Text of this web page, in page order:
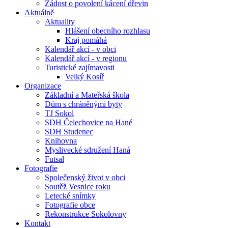
Žádost o povolení kácení dřevin
Aktuálně
Aktuality
Hlášení obecního rozhlasu
Kraj pomáhá
Kalendář akcí - v obci
Kalendář akcí - v regionu
Turistické zajímavosti
Velký Kosíř
Organizace
Základní a Mateřská škola
Dům s chráněnými byty
TJ Sokol
SDH Čelechovice na Hané
SDH Studenec
Knihovna
Myslivecké sdružení Haná
Futsal
Fotografie
Společenský život v obci
Soutěž Vesnice roku
Letecké snímky
Fotografie obce
Rekonstrukce Sokolovny
Kontakt